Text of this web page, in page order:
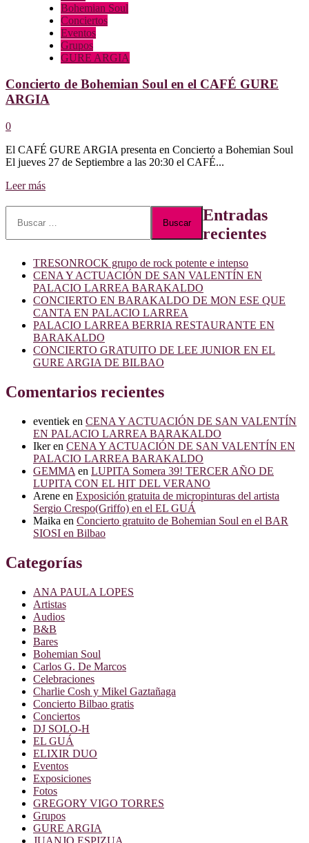
Bohemian Soul
Conciertos
Eventos
Grupos
GURE ARGIA
Concierto de Bohemian Soul en el CAFÉ GURE
ARGIA
0
El CAFÉ GURE ARGIA presenta en Concierto a Bohemian Soul
El jueves 27 de Septiembre a las 20:30 el CAFÉ...
Leer másLeer
sobre
Concierto
Soul
en
el
CAFÉ
GURE
ARGIA
Entradas
recientes
TRESONROCK grupo de rock potente e intenso
CENA Y ACTUACIÓN DE SAN VALENTÍN EN
PALACIO LARREA BARAKALDO
CONCIERTO EN BARAKALDO DE MON ESE QUE
CANTA EN PALACIO LARREA
PALACIO LARREA BERRIA RESTAURANTE EN
BARAKALDO
CONCIERTO GRATUITO DE LEE JUNIOR EN EL
GURE ARGIA DE BILBAO
Comentarios recientes
eventiek en CENA Y ACTUACIÓN DE SAN VALENTÍN
EN PALACIO LARREA BARAKALDO
Ikeren CENA Y ACTUACIÓN DE SAN VALENTÍN EN
PALACIO LARREA BARAKALDO
GEMMA en LUPITA Somera 39! TERCER AÑO DE
LUPITA CON EL HIT DEL VERANO
Arene en Exposición gratuita de micropinturas del artista
Sergio Crespo(Griffo) en el EL GUÁ
Maika en Concierto gratuito de Bohemian Soul en el BAR
SIOSI en Bilbao
Categorías
ANA PAULA LOPES
Artistas
Audios
B&B
Bares
Bohemian Soul
Carlos G. De Marcos
Celebraciones
Charlie Cosh y Mikel Gaztañaga
Concierto Bilbao gratis
Conciertos
DJ SOLO-H
EL GUÁ
ELIXIR DUO
Eventos
Exposiciones
Fotos
GREGORY VIGO TORRES
Grupos
GURE ARGIA
JUANJO ESPIZUA